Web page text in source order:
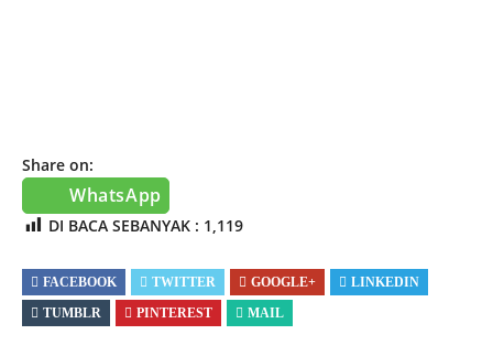
Share on:
WhatsApp
DI BACA SEBANYAK : 1,119
FACEBOOK TWITTER GOOGLE+
LINKEDIN
TUMBLR
PINTEREST MAIL